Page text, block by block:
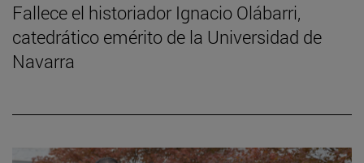
Fallece el historiador Ignacio Olábarri,
catedrático emérito de la Universidad de
Navarra